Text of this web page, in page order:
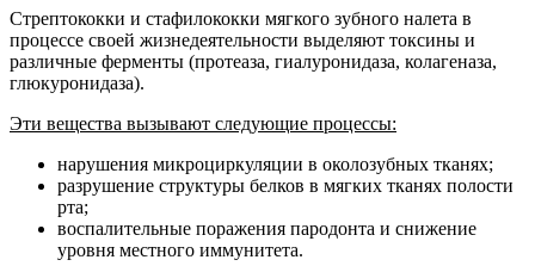
Стрептококки и стафилококки мягкого зубного налета в
процессе своей жизнедеятельности выделяют токсины и
различные ферменты (протеаза, гиалуронидаза, колагеназа,
глюкуронидаза).
Эти вещества вызывают следующие процессы:
нарушения микроциркуляции в околозубных тканях;
разрушение структуры белков в мягких тканях полости
рта;
воспалительные поражения пародонта и снижение
уровня местного иммунитета.